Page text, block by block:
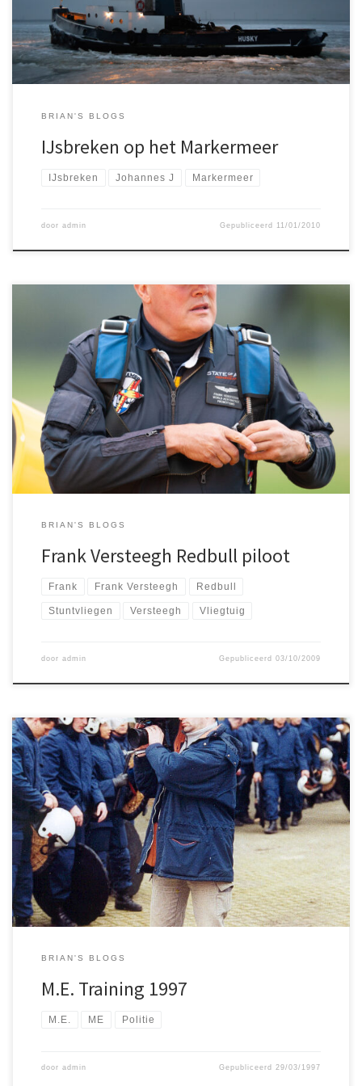
Johannes J, de Louise en de Husky
BRIAN'S BLOGS
IJsbreken op het Markermeer
IJsbreken Johannes J Markermeer
door admin Gepubliceerd 11/01/2010
Voor mijn werk kreeg ik de kans een dagje mee te gaan met Frank
Versteegh, piloot voor Redbull en een van de beste piloten ooit
op het gebied van stuntvliegen. Zijn vliegtuig is een zogenaamde
Extra, een bloedsnel, maar vooral enorm sterk vliegtuig.
BRIAN'S BLOGS
Frank Versteegh Redbull piloot
Frank Frank Versteegh Redbull
Stuntvliegen Versteegh Vliegtuig
door admin Gepubliceerd03/10/2009
Via een bevriend agent ontving ik deze foto van een mobiele
eenheid training in 1997 waarbij ik aanwezig was om de training te
filmen. In deze training een werd duidelijk onderscheid gemaakt
tussen basiseenheden, basiseenheden met een bijzondere taak
en bijzondere eenheden. Dit is de opzet die in 1994 is […]
BRIAN'S BLOGS
M.E. Training 1997
M.E. ME Politie
door admin Gepubliceerd29/03/1997